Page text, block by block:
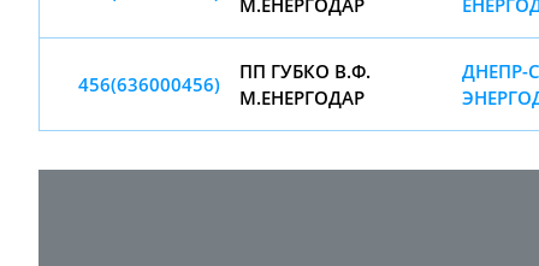
М.ЕНЕРГОДАР
456(636000456)
ПП ГУБКО В.Ф.
М.ЕНЕРГОДАР
ДНЕПР-